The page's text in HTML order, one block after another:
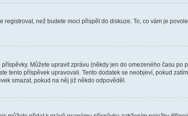
než budete moci přispět do diskuze. To, co vám je
Můžete upravit zprávu (někdy jen do omezeného času po
tento příspěvek upravovali. Tento dodatek se neobjeví, pokud
smazat, pokud na něj již někdo odpověděl.